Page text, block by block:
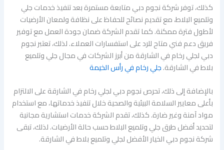
كذلك، توفر شركة نجوم دبي متابعة مستمرة بعد تنفيذ خدمات جلي
وتلميع البلاط، مع تقديم نصائح للحفاظ على نظافة ولمعان الأرضيات
لأطول فترة ممكنة. كما تقدم الشركة ضمان جودة العمل مع توفير
فريق دعم فني متاح للرد على استفسارات العملاء. لذلك، تعتبر نجوم
دبي لجلي رخام في الشارقة من أبرز الشركات في مجال جلي وتلميع
بلاط في الشارقة.جلي رخام في رأس الخيمة
بالإضافة إلى ذلك، تحرص نجوم دبي لجلي رخام في الشارقة على الالتزام
بأعلى معايير السلامة البيئية والصحية خلال تنفيذ خدماتها، مع استخدام
مواد آمنة وغير ضارة. كذلك، تقدم الشركة خدمات استشارية مجانية
لتحديد أفضل طرق جلي وتلميع البلاط حسب حالة الأرضيات. لذلك، تبقى
شركة نجوم دبي الخيار الأفضل لجلي وتلميع بلاط في الشارقة.